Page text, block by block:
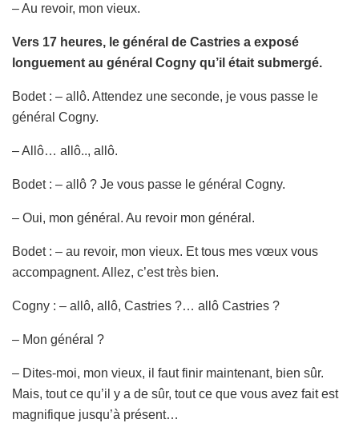
– Au revoir, mon vieux.
Vers 17 heures, le général de Castries a exposé
longuement au général Cogny qu’il était submergé.
Bodet : – allô. Attendez une seconde, je vous passe le
général Cogny.
– Allô… allô.., allô.
Bodet : – allô ? Je vous passe le général Cogny.
– Oui, mon général. Au revoir mon général.
Bodet : – au revoir, mon vieux. Et tous mes vœux vous
accompagnent. Allez, c’est très bien.
Cogny : – allô, allô, Castries ?… allô Castries ?
– Mon général ?
– Dites-moi, mon vieux, il faut finir maintenant, bien sûr.
Mais, tout ce qu’il y a de sûr, tout ce que vous avez fait est
magnifique jusqu’à présent…